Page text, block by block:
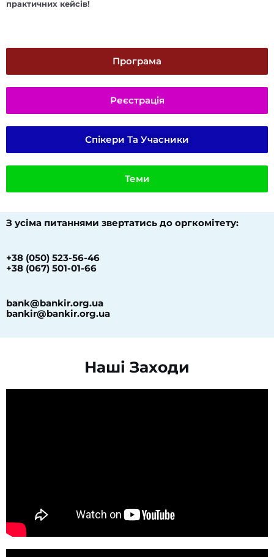
практичних кейсів!
Програма
Реєстрація
Спікери Та Учасники
Теми
З усіма питаннями звертатись до оргкомітету:​
+38 (050) 523-56-46
+38 (067) 501-01-66
bank@bankir.org.ua
bankir@bankir.org.ua
Наші Заходи​